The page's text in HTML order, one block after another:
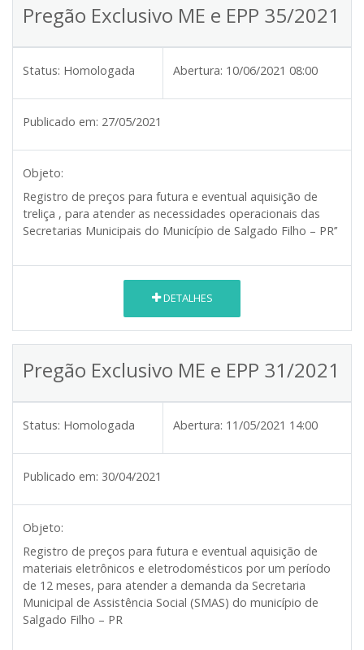
Pregão Exclusivo ME e EPP 35/2021
Status: Homologada Abertura: 10/06/2021 08:00
Publicado em: 27/05/2021
Objeto:
Registro de preços para futura e eventual aquisição de
treliça , para atender as necessidades operacionais das
Secretarias Municipais do Município de Salgado Filho – PR’’
DETALHES
Pregão Exclusivo ME e EPP 31/2021
Status: Homologada Abertura: 11/05/2021 14:00
Publicado em: 30/04/2021
Objeto:
Registro de preços para futura e eventual aquisição de
materiais eletrônicos e eletrodomésticos por um período
de 12 meses, para atender a demanda da Secretaria
Municipal de Assistência Social (SMAS) do município de
Salgado Filho – PR